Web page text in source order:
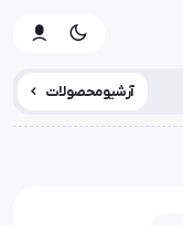
آرشیو محصولات